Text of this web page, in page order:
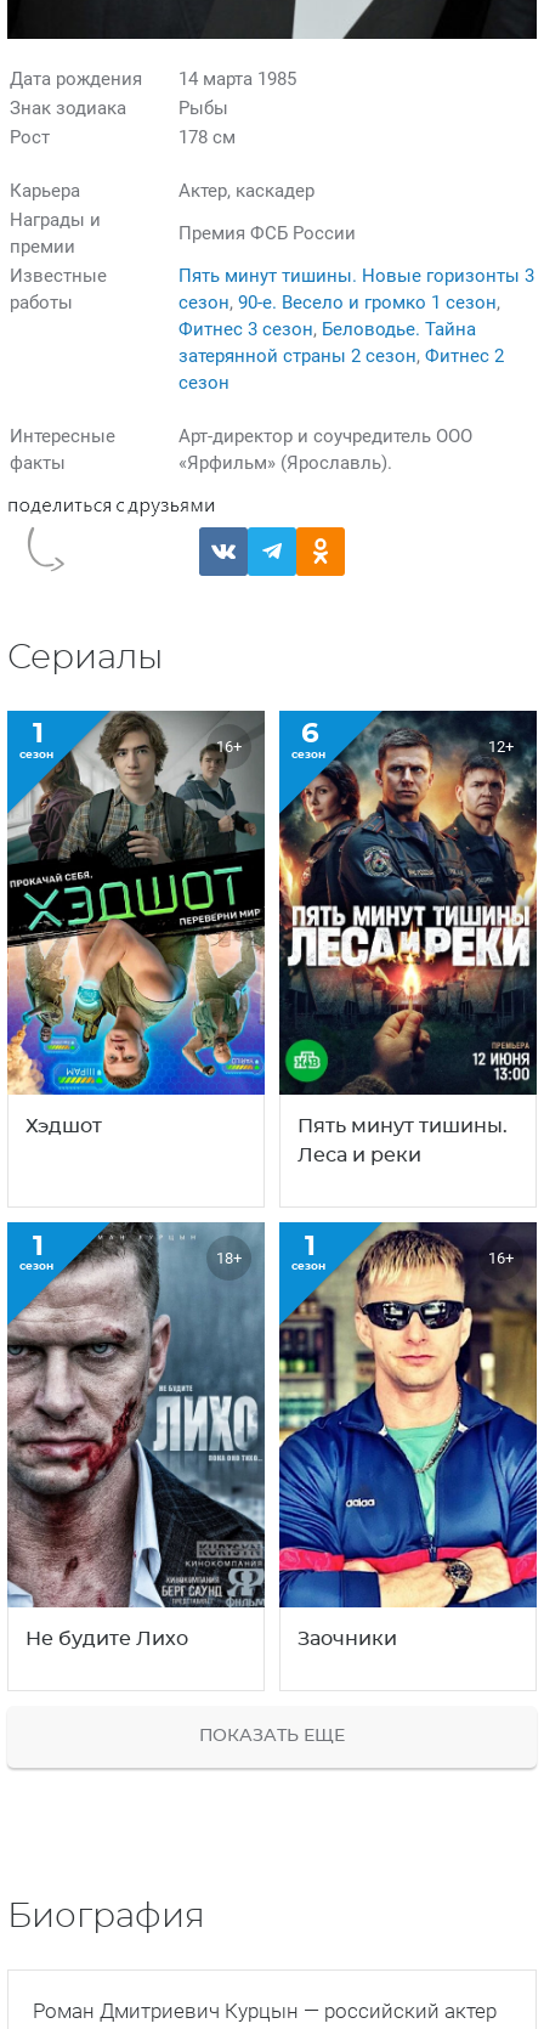
Дата рождения
14 марта 1985
Знак зодиака
Рыбы
Рост
178 см
Карьера
Актер, каскадер
Награды и
премии
Премия ФСБ России
Известные
работы
Пять минут тишины. Новые горизонты 3
сезон, 90-е. Весело и громко 1 сезон,
Фитнес 3 сезон, Беловодье. Тайна
затерянной страны 2 сезон, Фитнес 2
сезон
Интересные
факты
Арт-директор и соучредитель ООО
«Ярфильм» (Ярославль).
Сериалы
1
сезон 16+
Хэдшот
6
сезон 12+
Пять минут тишины.
Леса и реки
1
сезон 18+
Не будите Лихо
1
сезон 16+
Заочники
ПОКАЗАТЬ ЕЩЕ
Биография
Роман Дмитриевич Курцын — российский актер